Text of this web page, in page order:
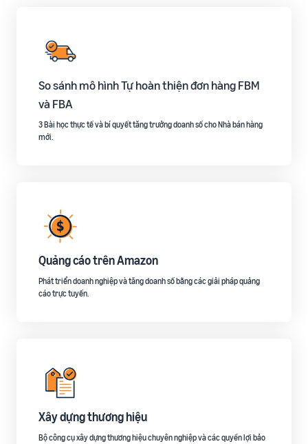
So sánh mô hình Tự hoàn thiện đơn hàng FBM
và FBA
3 Bài học thực tế và bí quyết tăng trưởng doanh số cho Nhà bán hàng
mới​.
Quảng cáo trên Amazon
Phát triển doanh nghiệp và tăng doanh số bằng các giải pháp quảng
cáo trực tuyến.
Xây dựng thương hiệu
Bộ công cụ xây dựng thương hiệu chuyên nghiệp và các quyền lợi bảo